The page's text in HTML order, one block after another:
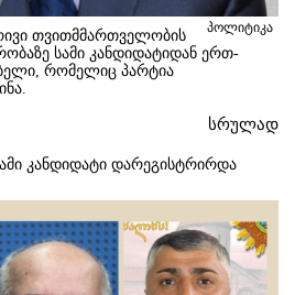
პოლიტიკა
თვითმმართველობის
სამი კანდიდატიდან ერთ-
რომელიც პარტია
სრულად
კანდიდატი დარეგისტრირდა